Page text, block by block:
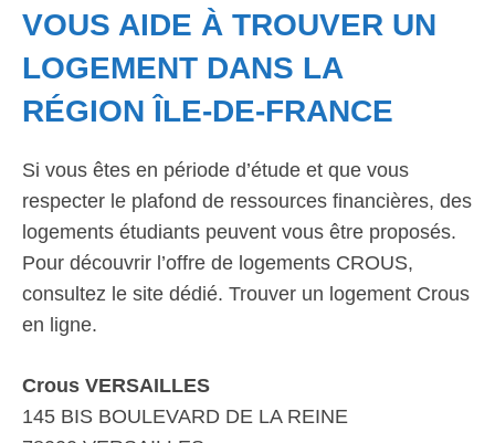
VOUS AIDE À TROUVER UN
LOGEMENT DANS LA
RÉGION ÎLE-DE-FRANCE
Si vous êtes en période d’étude et que vous
respecter le plafond de ressources financières, des
logements étudiants peuvent vous être proposés.
Pour découvrir l’offre de logements CROUS,
consultez le site dédié. Trouver un logement Crous
en ligne.
Crous VERSAILLES
145 BIS BOULEVARD DE LA REINE